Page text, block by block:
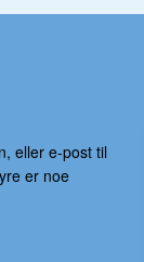
eller e-post til
er noe